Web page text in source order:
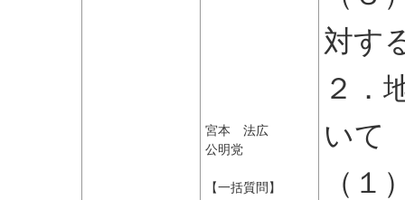
宮本 法広
公明党
【一括質問】
対す
２．
いて
（